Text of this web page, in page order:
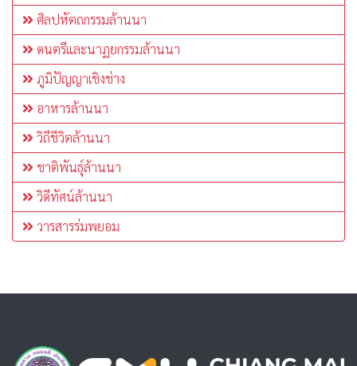
ศิลปหัตถกรรมล้านนา
ดนตรีและนาฏยกรรมล้านนา
ภูมิปัญญาเชิงช่าง
อาหารล้านนา
วิถีชีวิตล้านนา
ชาติพันธุ์ล้านนา
วิดีทัศน์ล้านนา
วารสารร่มพยอม